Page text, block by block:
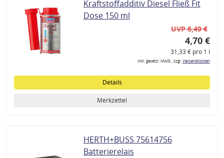
Kraftstoffadditiv Diesel Fließ Fit
Dose 150 ml
UVP 6,49 €
4,70 €
31,33 € pro 1 l
inkl. gesetzl. MwSt., zzgl.Versandkosten
Details
Merkzettel
HERTH+BUSS 75614756
Batterierelais